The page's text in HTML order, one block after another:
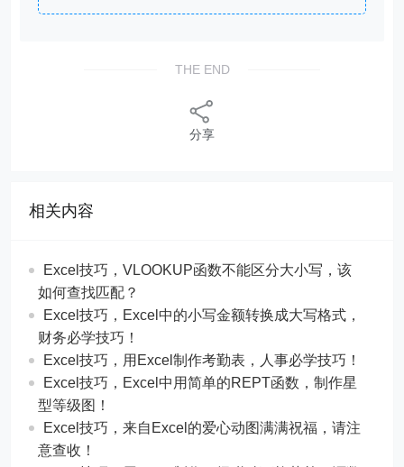
THE END
分享
相关内容
Excel技巧，​​VLOOKUP函数不能区分大小写，该
如何查找匹配？
​​Excel技巧，Excel中的小写金额转换成大写格式，
财务必学技巧！
​​Excel技巧，用Excel制作考勤表，人事必学技巧！
Excel技巧，​​Excel中用简单的REPT函数，制作星
型等级图！
Excel技巧，来自Excel的爱心动图满满祝福，请注
意查收！